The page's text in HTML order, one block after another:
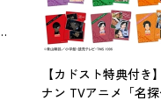
【カドスト特典付き
ナン TVアニメ「名